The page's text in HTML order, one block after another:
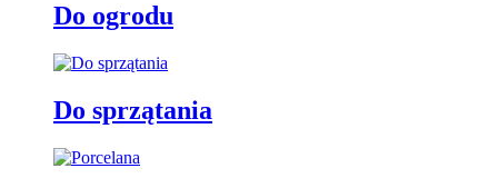
Do ogrodu
Do sprzątania